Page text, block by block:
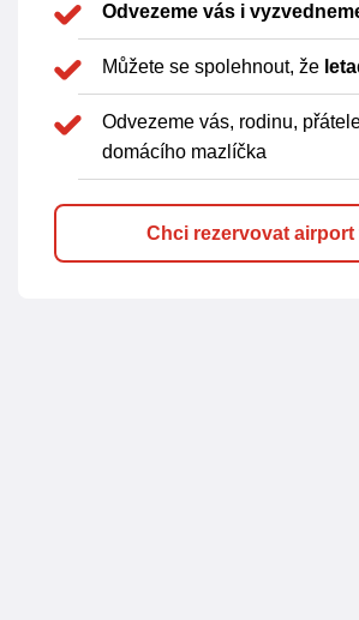
Odvezeme vás i
Můžete se spolehnout, že
Odvezeme vás, rodinu,
domácího mazlíčka
Chci rezervovat airport